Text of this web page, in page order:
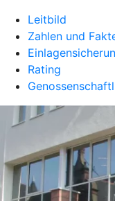
Leitbild
Zahlen und
Rating